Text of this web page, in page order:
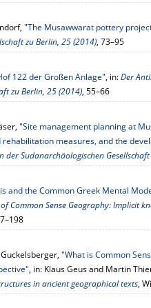
"The Musawwarat pottery
zu Berlin, 25 (2014), 73–95
122 der Großen Anlage", in:Der
zu Berlin, 25 (2014), 55–66
"Site management planning at
measures, and the
der Sudanarchäologischen
and the Common Greek Mental
Common Sense Geography: Implicit
"What is Common
, in: Klaus Geus and Martin
in ancient geographical texts,